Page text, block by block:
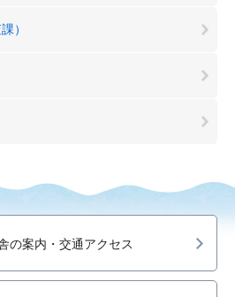
）
の案内・交通アクセス